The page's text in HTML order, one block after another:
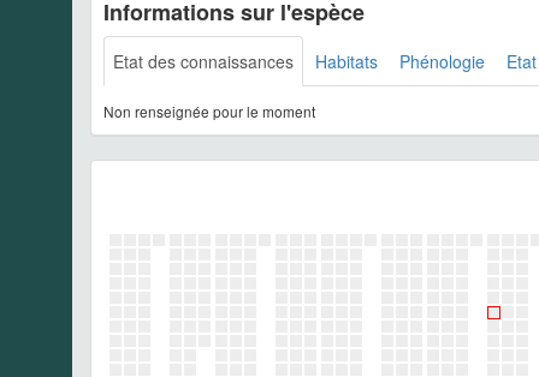
Informations sur l'espèce
Etat des connaissances Habitats Phénologie
Non renseignée pour le moment